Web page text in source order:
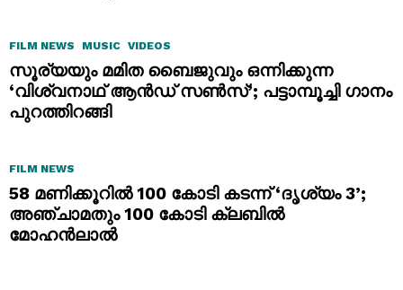
FILM NEWS MUSIC VIDEOS
സൂര്യയും മമിത ബൈജുവും ഒന്നിക്കുന്ന
‘വിശ്വനാഥ് ആൻഡ് സൺസ്’; പട്ടാമ്പൂച്ചി ഗാനം
പുറത്തിറങ്ങി
FILM NEWS
58 മണിക്കൂറിൽ 100 കോടി കടന്ന് ‘ദൃശ്യം 3’;
അഞ്ചാമതും 100 കോടി ക്ലബിൽ
മോഹൻലാൽ